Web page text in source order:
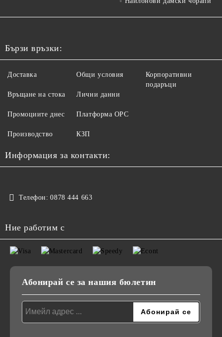
Бързи връзки:
Доставка
Връщане на стока
Промоциите днес
Производство
Общи условия
Лични данни
Платформа ОРС
КЗП
Корпоративни
подаръци
Информация за контакти:
Телефон: 0878 444 663
Ние работим с
Абонирай се за нашия бюлетин